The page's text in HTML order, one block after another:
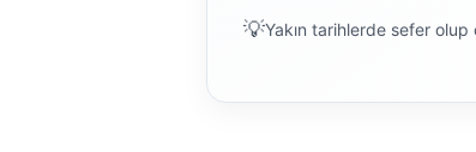
Yakın tarihlerde sefer olup